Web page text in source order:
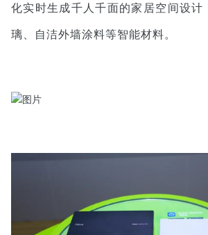
化实时生成千人千面的家居空间设计
璃、自洁外墙涂料等智能材料。